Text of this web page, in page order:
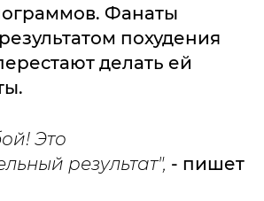
Фанаты
похудения
делать ей
Это
результат", - пишет